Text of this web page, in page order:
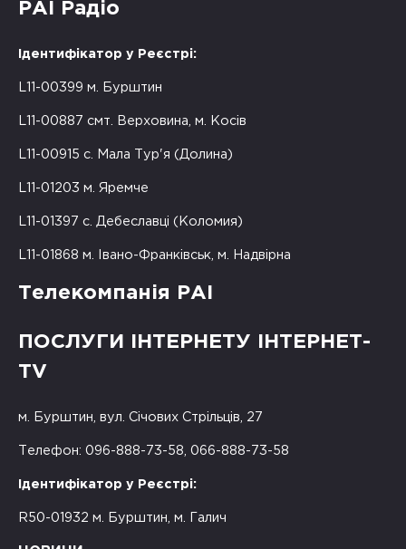
РАІ Радіо
Ідентифікатор у Реєстрі:
L11-00399 м. Бурштин
L11-00887 смт. Верховина, м. Косів
L11-00915 с. Мала Тур'я (Долина)
L11-01203 м. Яремче
L11-01397 с. Дебеславці (Коломия)
L11-01868 м. Івано-Франківськ, м. Надвірна
Телекомпанія РАІ
ПОСЛУГИ ІНТЕРНЕТУ ІНТЕРНЕТ-
TV
м. Бурштин, вул. Січових Стрільців, 27
Телефон: 096-888-73-58, 066-888-73-58
Ідентифікатор у Реєстрі:
R50-01932 м. Бурштин, м. Галич